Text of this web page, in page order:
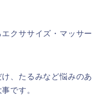
クササイズ・マッサー
、たるみなど悩みのあ
です。